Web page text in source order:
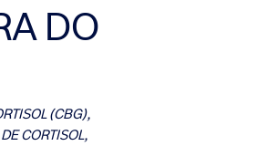
DO
(CBG),
CORTISOL,